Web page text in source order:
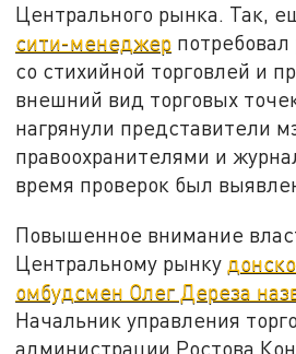
Центрального рынка. Так,
сити-менеджер
со стихийной торговлей и
внешний вид торговых
нагрянули представители
правоохранителями и
время проверок был
Повышенное внимание
Центральному рынку
омбудсмен Олег Дереза
Начальник управления
администрации Ростова